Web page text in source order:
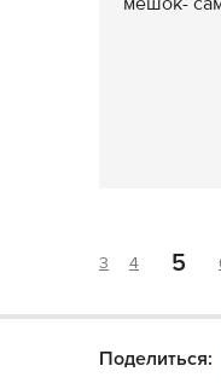
3 4 5
Поделиться: